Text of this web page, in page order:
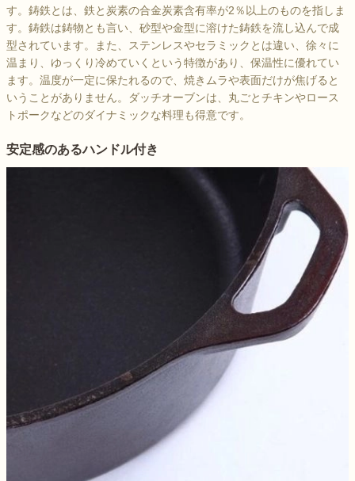
す。鋳鉄とは、鉄と炭素の合金炭素含有率が2％以上のものを指しま
す。鋳鉄は鋳物とも言い、砂型や金型に溶けた鋳鉄を流し込んで成
型されています。また、ステンレスやセラミックとは違い、徐々に
温まり、ゆっくり冷めていくという特徴があり、保温性に優れてい
ます。温度が一定に保たれるので、焼きムラや表面だけが焦げると
いうことがありません。ダッチオーブンは、丸ごとチキンやロース
トポークなどのダイナミックな料理も得意です。
安定感のあるハンドル付き